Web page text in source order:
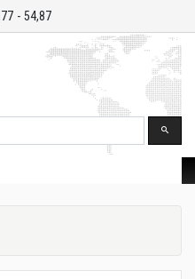
- 54,87